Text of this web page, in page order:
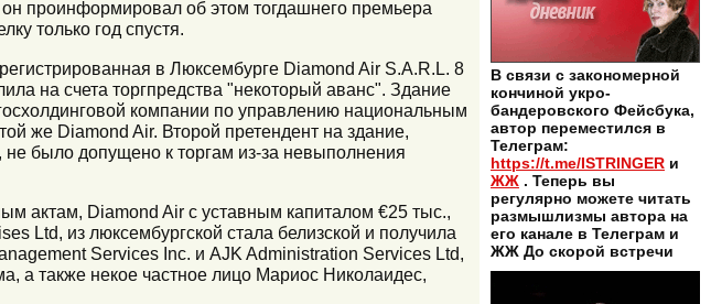
проинформировал об этом тогдашнего премьера
только год спустя.
в Люксембурге Diamond Air S.A.R.L. 8
на счета торгпредства "некоторый аванс". Здание
компании по управлению национальным
же Diamond Air. Второй претендент на здание,
было допущено к торгам из-за невыполнения
актам, Diamond Air с уставным капиталом €25 тыс.,
Ltd, из люксембургской стала белизской и получила
Services Inc. и AJK Administration Services Ltd,
а также некое частное лицо Мариос Николаидес,
В связи с закономерной
кончиной укро-
бандеровского Фейсбука,
автор переместился в
Телеграм:
https://t.me/ISTRINGER и
ЖЖ . Теперь вы
регулярно можете читать
размышлизмы автора на
его канале в Телеграм и
ЖЖ До скорой встречи